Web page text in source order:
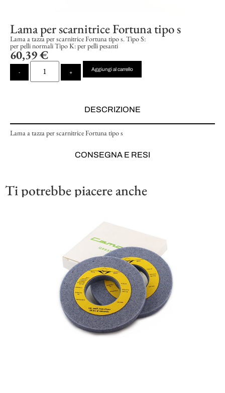
Lama per scarnitrice Fortuna tipo s
Lama a tazza per scarnitrice Fortuna tipo s. Tipo S:
per pelli normali Tipo K: per pelli pesanti
60,39€
- +
Aggiungi al carrello
DESCRIZIONE
CONSEGNA E RESI
Lama a tazza per scarnitrice Fortuna tipo s
Ti potrebbe piacere anche